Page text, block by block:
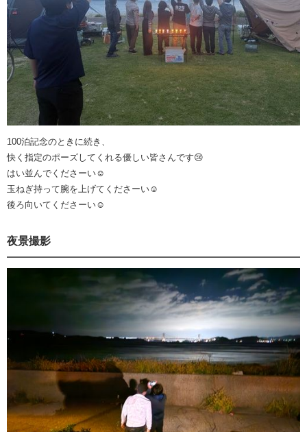
100泊記念のときに続き、
快く指定のポーズしてくれる優しい皆さんです😢
はい並んでくださーい☺️
玉ねぎ持って腕を上げてくださーい☺️
後ろ向いてくださーい☺️
夜景撮影